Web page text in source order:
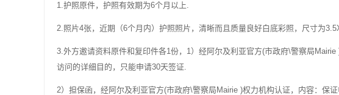
1.护照原件，护照有效期为6个月以上.
2.照片4张，近期（6个月内）护照照片，清晰而且质量良好白底彩照，尺寸为
3.外方邀请资料原件和复印件各1份，1）经阿尔及利亚官方(市政府\警察局
访问的详细目的，只能申请30天签证.
2）担保函，经阿尔及利亚官方(市政府\警察局Mairie )权力机构认证，内容：保